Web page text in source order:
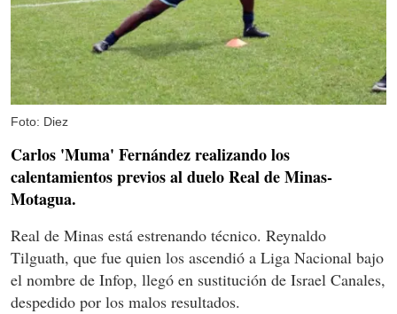
Foto: Diez
Carlos 'Muma' Fernández realizando los
calentamientos previos al duelo Real de Minas-
Motagua.
Real de Minas está estrenando técnico. Reynaldo
Tilguath, que fue quien los ascendió a Liga Nacional bajo
el nombre de Infop, llegó en sustitución de Israel Canales,
despedido por los malos resultados.